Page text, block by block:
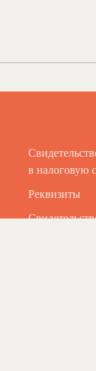
в налоговую
Реквизиты